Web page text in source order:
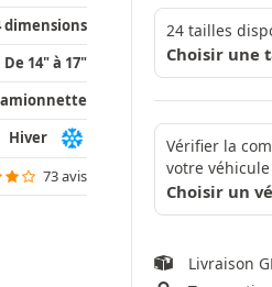
dimensions
De 14" à 17"
Hiver
73 avis
24 tailles
Choisir une
Vérifier la
votre véhicule
Choisir un
Livraison